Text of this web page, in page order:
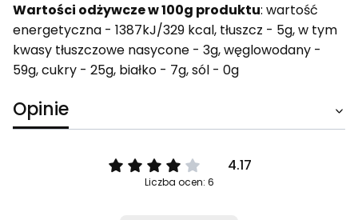
Wartości odżywcze w 100g produktu: wartość
energetyczna - 1387kJ/329 kcal, tłuszcz - 5g, w tym
kwasy tłuszczowe nasycone - 3g, węglowodany -
59g, cukry - 25g, białko - 7g, sól - 0g
Opinie
4.17
Liczba ocen: 6